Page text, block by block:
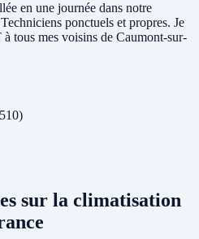
en une journée dans notre
ponctuels et propres. Je
tous mes voisins de Caumont-sur-
sur la climatisation